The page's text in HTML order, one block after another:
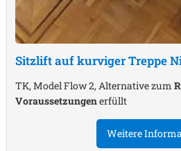
Sitzlift auf kurviger Treppe
TK, Model Flow 2, Alternative zum
Voraussetzungenerfüllt
Weitere